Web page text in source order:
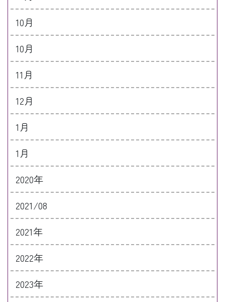
10月
10月
11月
12月
1月
1月
2020年
2021/08
2021年
2022年
2023年